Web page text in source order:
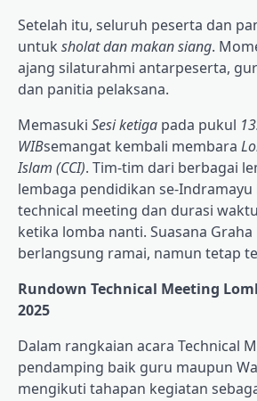
Setelah itu, seluruh peserta dan
untuk sholat dan makan siang.
ajang silaturahmi antarpeserta,
dan panitia pelaksana.
Memasuki Sesi ketiga pada pukul
WIBsemangat kembali membara
Islam (CCI). Tim-tim dari berbagai
lembaga pendidikan se-
technical meeting dan durasi
ketika lomba nanti. Suasana Graha
berlangsung ramai, namun tetap
Rundown Technical Meeting
2025
Dalam rangkaian acara Technical
pendamping baik guru maupun
mengikuti tahapan kegiatan